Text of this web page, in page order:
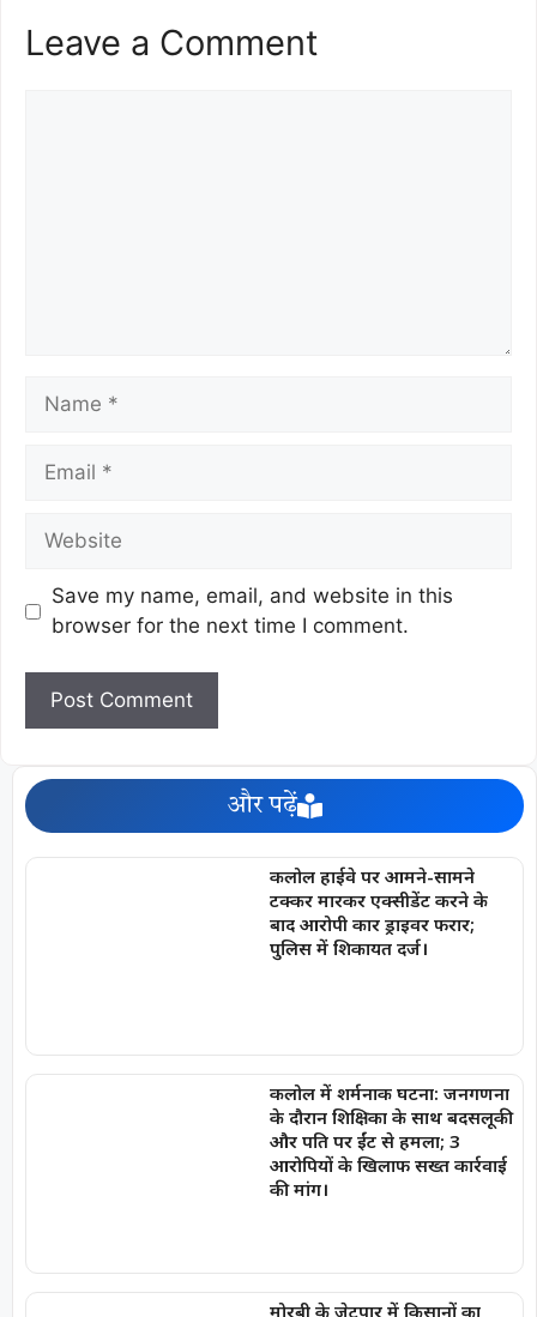
Leave a Comment
Save my name, email, and website in this
browser for the next time I comment.
और पढ़ें
कलोल हाईवे पर आमने-सामने
टक्कर मारकर एक्सीडेंट करने के
बाद आरोपी कार ड्राइवर फरार;
पुलिस में शिकायत दर्ज।
कलोल में शर्मनाक घटना: जनगणना
के दौरान शिक्षिका के साथ बदसलूकी
और पति पर ईंट से हमला; 3
आरोपियों के खिलाफ सख्त कार्रवाई
की मांग।
मोरबी के जेटपार में किसानों का